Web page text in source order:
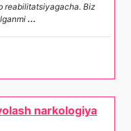
reabilitatsiyagacha. Biz
...
narkologiya